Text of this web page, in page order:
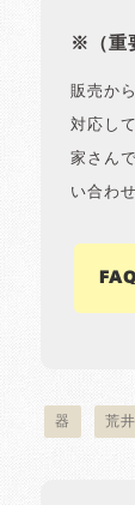
※（重
販売か
対応し
家さん
い合わ
器 荒